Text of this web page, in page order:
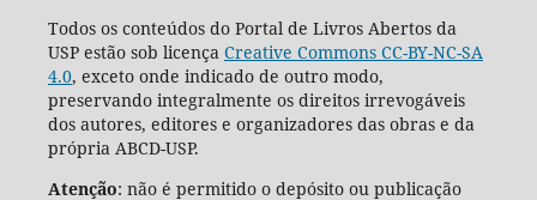
Todos os conteúdos do Portal de Livros Abertos da
USP estão sob licença Creative Commons CC-BY-NC-SA
4.0, exceto onde indicado de outro modo,
preservando integralmente os direitos irrevogáveis
dos autores, editores e organizadores das obras e da
própria ABCD-USP.
Atenção: não é permitido o depósito ou publicação